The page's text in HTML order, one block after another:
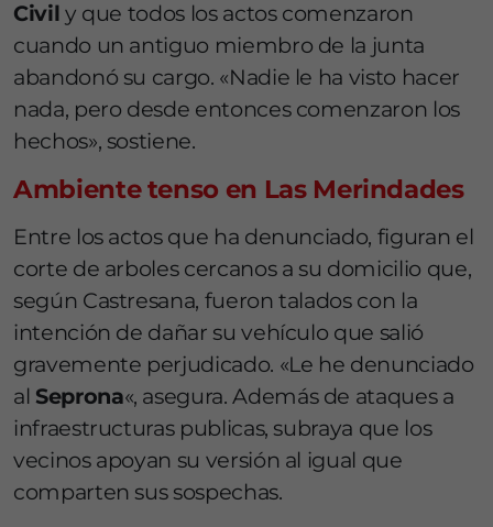
Civil y que todos los actos comenzaron
cuando un antiguo miembro de la junta
abandonó su cargo. «Nadie le ha visto hacer
nada, pero desde entonces comenzaron los
hechos», sostiene.
Ambiente tenso en Las Merindades
Entre los actos que ha denunciado, figuran el
corte de arboles cercanos a su domicilio que,
según Castresana, fueron talados con la
intención de dañar su vehículo que salió
gravemente perjudicado. «Le he denunciado
al Seprona«, asegura. Además de ataques a
infraestructuras publicas, subraya que los
vecinos apoyan su versión al igual que
comparten sus sospechas.